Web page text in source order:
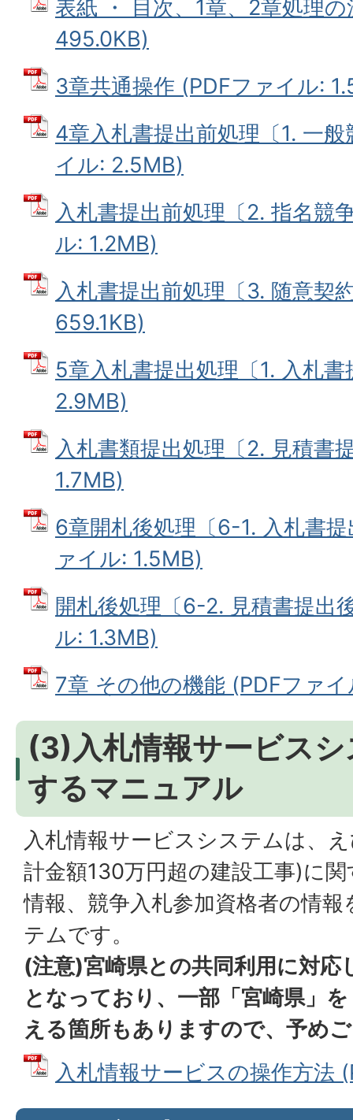
表紙 ・ 目次、1章、2章処理
495.0KB)
3章共通操作 (PDFファイル:
4章入札書提出前処理〔1. 一
イル: 2.5MB)
入札書提出前処理〔2. 指名競
ル: 1.2MB)
入札書提出前処理〔3. 随意契
659.1KB)
5章入札書提出処理〔1. 入札
2.9MB)
入札書類提出処理〔2. 見積書
1.7MB)
6章開札後処理〔6-1. 入札書
ァイル: 1.5MB)
開札後処理〔6-2. 見積書提出
ル: 1.3MB)
7章 その他の機能 (PDFファイ
(3)入札情報サービス
するマニュアル
入札情報サービスシステムは、
計金額130万円超の建設工事)に
情報、競争入札参加資格者の情
テムです。
(注意)宮崎県との共同利用に対
となっており、一部「宮崎県」
える箇所もありますので、予め
入札情報サービスの操作方法